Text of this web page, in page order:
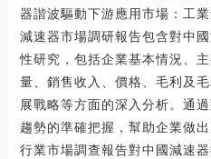
器諧波驅動下游應用市場：工
減速器市場調研報告包含對中
性研究，包括企業基本情況、
量、銷售收入、價格、毛利及
展戰略等方面的深入分析。通
趨勢的準確把握，幫助企業做
行業市場調查報告對中國減速